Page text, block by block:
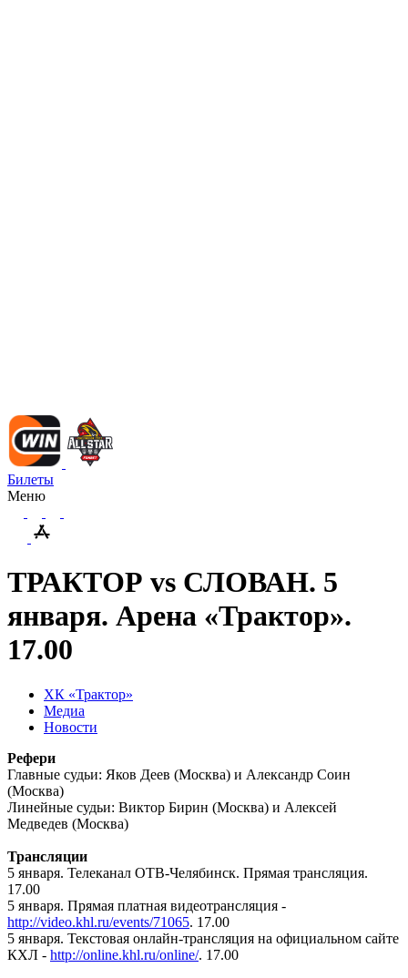
Билеты
Меню
ТРАКТОР vs СЛОВАН. 5
января. Арена «Трактор».
17.00
ХК «Трактор»
Медиа
Новости
Рефери
Главные судьи: Яков Деев (Москва) и Александр Соин
(Москва)
Линейные судьи: Виктор Бирин (Москва) и Алексей
Медведев (Москва)
Трансляции
5 января. Телеканал ОТВ-Челябинск. Прямая трансляция.
17.00
5 января. Прямая платная видеотрансляция -
http://video.khl.ru/events/71065. 17.00
5 января. Текстовая онлайн-трансляция на официальном сайте
КХЛ - http://online.khl.ru/online/. 17.00